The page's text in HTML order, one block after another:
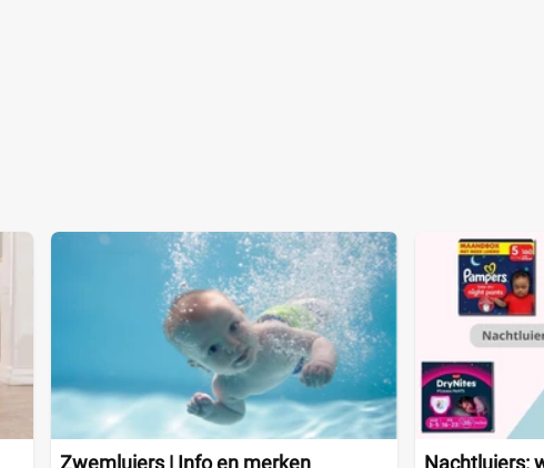
Zwemluiers | Info en merken Nachtluiers: